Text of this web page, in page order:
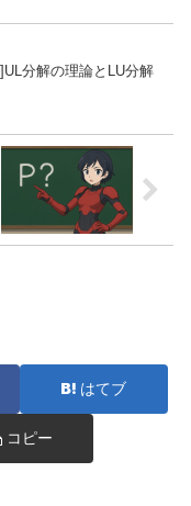
分解の理論とLU分解
はてブ
コピー